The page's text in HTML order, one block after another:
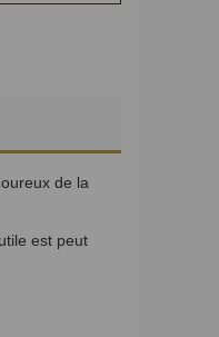
de la
est peut